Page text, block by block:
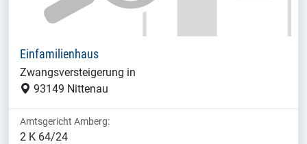
Einfamilienhaus
Zwangsversteigerung in
93149 Nittenau
Amtsgericht Amberg:
2 K 64/24